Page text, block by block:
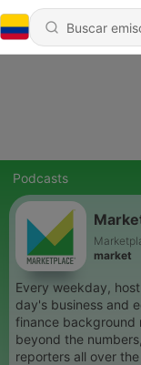
Podcasts
market
Every weekday,
day's business and
finance background
beyond the
reporters all over